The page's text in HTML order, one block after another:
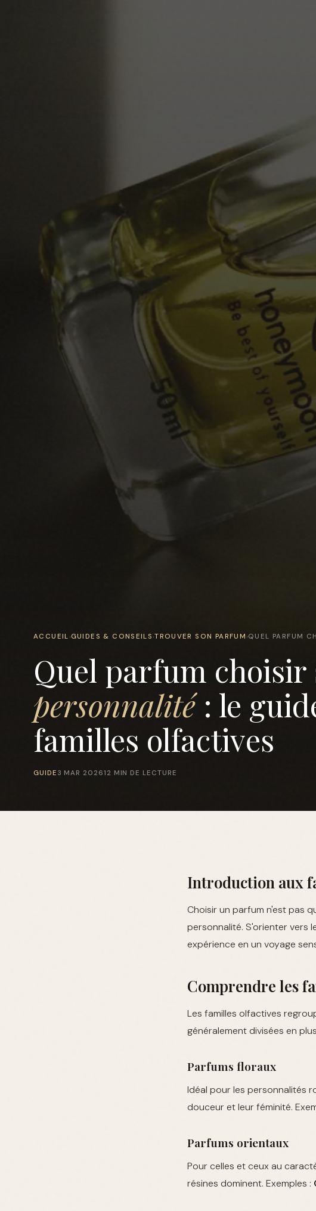
ACCUEIL ›GUIDES & CONSEILS ›TROUVER SON PARFUM ›QUEL PARFUM
Quel parfum
personnalité: le
familles olfactives
GUIDE 3 MAR 202612 MIN DE LECTURE
Introduction aux
Choisir un parfum n'est pas
personnalité. S'orienter vers
expérience en un voyage
Comprendre les
Les familles olfactives
généralement divisées en
Parfums floraux
Idéal pour les personnalités
douceur et leur féminité.
Parfums orientaux
Pour celles et ceux au
résines dominent. Exemples :